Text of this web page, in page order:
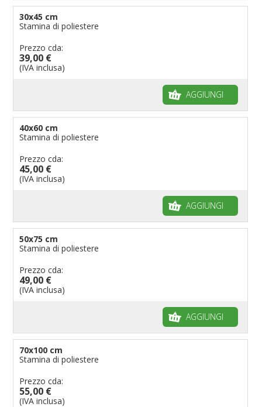
30x45 cm
Stamina di poliestere
Prezzo cda:
39,00 €
(IVA inclusa)
AGGIUNGI
40x60 cm
Stamina di poliestere
Prezzo cda:
45,00 €
(IVA inclusa)
AGGIUNGI
50x75 cm
Stamina di poliestere
Prezzo cda:
49,00 €
(IVA inclusa)
AGGIUNGI
70x100 cm
Stamina di poliestere
Prezzo cda:
55,00 €
(IVA inclusa)